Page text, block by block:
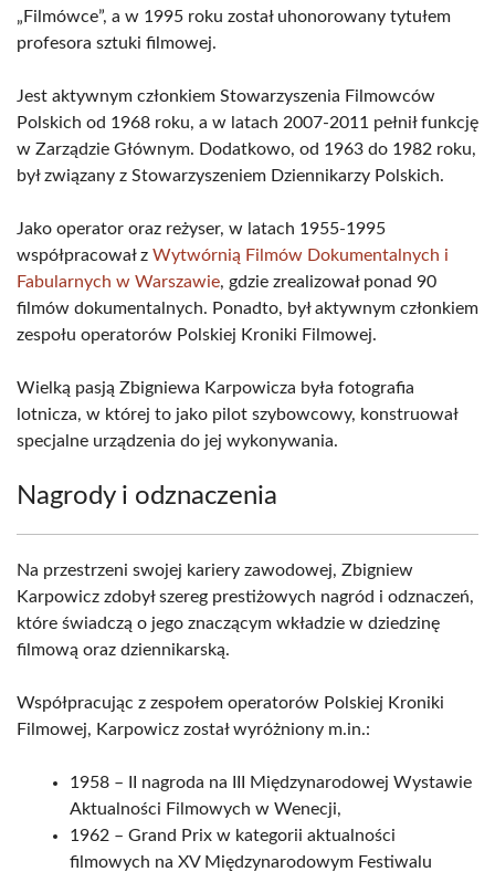
„Filmówce”, a w 1995 roku został uhonorowany tytułem
profesora sztuki filmowej.
Jest aktywnym członkiem Stowarzyszenia Filmowców
Polskich od 1968 roku, a w latach 2007-2011 pełnił funkcję
w Zarządzie Głównym. Dodatkowo, od 1963 do 1982 roku,
był związany z Stowarzyszeniem Dziennikarzy Polskich.
Jako operator oraz reżyser, w latach 1955-1995
współpracował z Wytwórnią Filmów Dokumentalnych i
Fabularnych w Warszawie, gdzie zrealizował ponad 90
filmów dokumentalnych. Ponadto, był aktywnym członkiem
zespołu operatorów Polskiej Kroniki Filmowej.
Wielką pasją Zbigniewa Karpowicza była fotografia
lotnicza, w której to jako pilot szybowcowy, konstruował
specjalne urządzenia do jej wykonywania.
Nagrody i odznaczenia
Na przestrzeni swojej kariery zawodowej, Zbigniew
Karpowicz zdobył szereg prestiżowych nagród i odznaczeń,
które świadczą o jego znaczącym wkładzie w dziedzinę
filmową oraz dziennikarską.
Współpracując z zespołem operatorów Polskiej Kroniki
Filmowej, Karpowicz został wyróżniony m.in.:
1958 – II nagroda na III Międzynarodowej Wystawie
Aktualności Filmowych w Wenecji,
1962 – Grand Prix w kategorii aktualności
filmowych na XV Międzynarodowym Festiwalu